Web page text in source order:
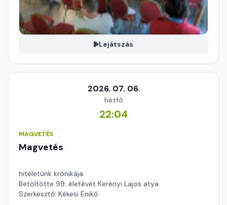
Lejátszás
2026. 07. 06.
hétfő
22:04
MAGVETÉS
Magvetés
hitéletünk krónikája
Betöltötte 99. életévét Kerényi Lajos atya
Szerkesztő: Kékesi Enikő